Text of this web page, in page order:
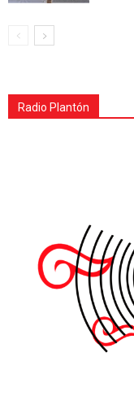
Radio Plantón